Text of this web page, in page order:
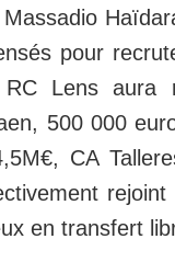
pour
Lens aura
500 000
CA
rejoint
en transfert